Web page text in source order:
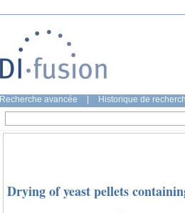
Recherche avancée Historique de
Drying of yeast pellets